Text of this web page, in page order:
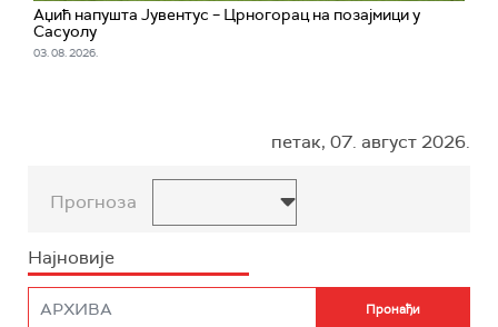
Аџић напушта Јувентус – Црногорац на позајмици у
Сасуолу
03. 08. 2026.
петак, 07. август 2026.
Прогноза
Најновије